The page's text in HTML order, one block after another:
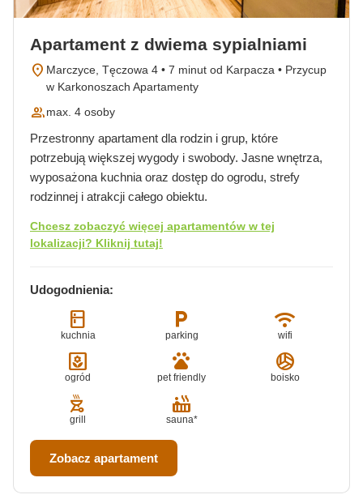
Apartament z dwiema sypialniami
location_on Marczyce, Tęczowa 4 • 7 minut od Karpacza • Przycup
w Karkonoszach Apartamenty
groupmax. 4 osoby
Przestronny apartament dla rodzin i grup, które
potrzebują większej wygody i swobody. Jasne wnętrza,
wyposażona kuchnia oraz dostęp do ogrodu, strefy
rodzinnej i atrakcji całego obiektu.
Chcesz zobaczyć więcej apartamentów w tej
lokalizacji? Kliknij tutaj!
Udogodnienia:
kitchen
kuchnia
local_parking
parking
wifi
wifi
yard
ogród
pets
pet friendly
sports_volleyball
boisko
outdoor_grill
grill
hot_tub
sauna*
Zobacz apartament